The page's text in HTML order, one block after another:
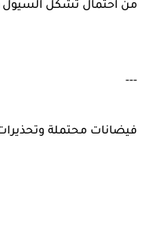
من احتمال تشكّل السيول
---
فيضانات محتملة